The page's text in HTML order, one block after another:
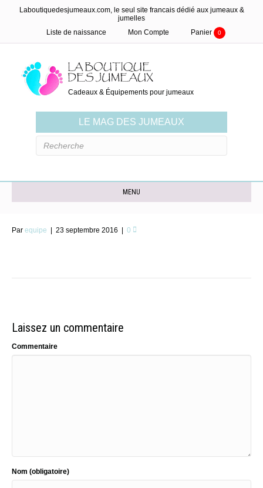
Laboutiquedesjumeaux.com, le seul site francais dédié aux jumeaux &
jumelles
Liste de naissance
Mon Compte Panier 0
Cadeaux & Équipements pour jumeaux
LE MAG DES JUMEAUX
MENU
Par equipe | 23 septembre 2016 | 0
Laissez un commentaire
Commentaire
Nom (obligatoire)